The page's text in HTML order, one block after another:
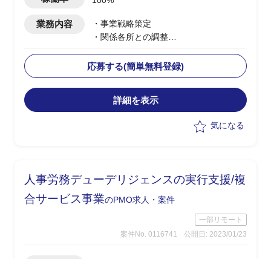
業務内容
・事業戦略策定
・関係各所との調整
応募する(簡単無料登録)
詳細を表示
気になる
人事労務デューデリジェンスの実行支援/複
合サービス事業のPMO求人・案件
一部リモート
案件No. 0116741
公開日: 2023/01/23